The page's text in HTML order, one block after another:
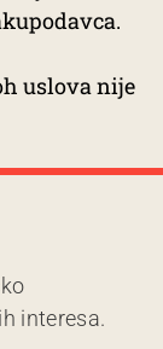
uslova nije
interesa.